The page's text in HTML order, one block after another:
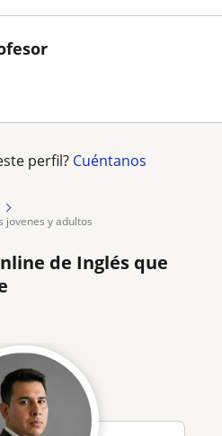
perfil? Cuéntanos
jovenes y adultos
de Inglés que